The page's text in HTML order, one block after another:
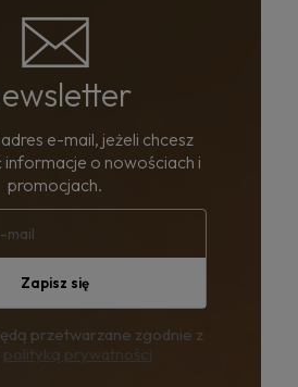
e-mail, jeżeli chcesz
o nowościach i
promocjach.
Zapisz się
przetwarzane zgodnie z
polityką prywatności